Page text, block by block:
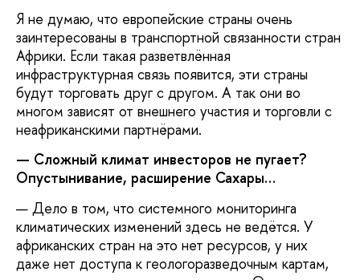
Я не думаю, что европейские страны очень
заинтересованы в транспортной связанности стран
Африки. Если такая разветвлённая
инфраструктурная связь появится, эти страны
будут торговать друг с другом. А так они во
многом зависят от внешнего участия и торговли с
неафриканскими партнёрами.
— Сложный климат инвесторов не пугает?
Опустынивание, расширение Сахары…
— Дело в том, что системного мониторинга
климатических изменений здесь не ведётся. У
африканских стран на это нет ресурсов, у них
даже нет доступа к геологоразведочным картам,